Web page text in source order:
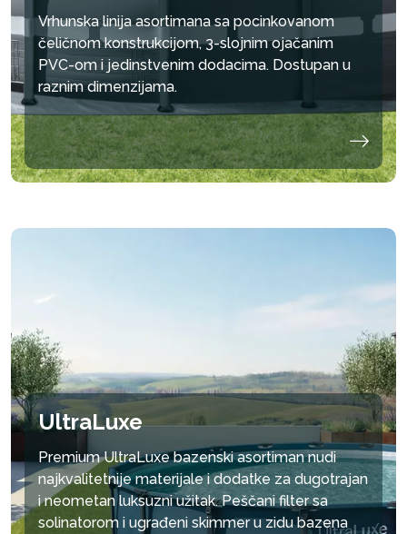
OKSIDACIJOM ZA
KRAJNJU BISTRINU
VODE
OKSIDACIJOM ZA
KRAJNJU BISTRINU
VODE
SVEŽINU VAZDUHA
OKO BAZENA
Vrhunska linija asortimana sa pocinkovanom
čeličnom konstrukcijom, 3-slojnim ojačanim
PVC-om i jedinstvenim dodacima. Dostupan u
raznim dimenzijama.
UltraLuxe
Premium UltraLuxe bazenski asortiman nudi
najkvalitetnije materijale i dodatke za dugotrajan
i neometan luksuzni užitak. Peščani filter sa
solinatorom i ugrađeni skimmer u zidu bazena